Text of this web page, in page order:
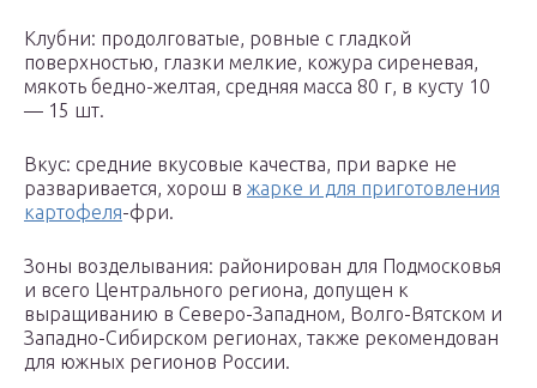
Клубни: продолговатые, ровные с гладкой
поверхностью, глазки мелкие, кожура сиреневая,
мякоть бедно-желтая, средняя масса 80 г, в кусту 10
— 15 шт.
Вкус: средние вкусовые качества, при варке не
разваривается, хорош в жарке и для приготовления
картофеля-фри.
Зоны возделывания: районирован для Подмосковья
и всего Центрального региона, допущен к
выращиванию в Северо-Западном, Волго-Вятском и
Западно-Сибирском регионах, также рекомендован
для южных регионов России.